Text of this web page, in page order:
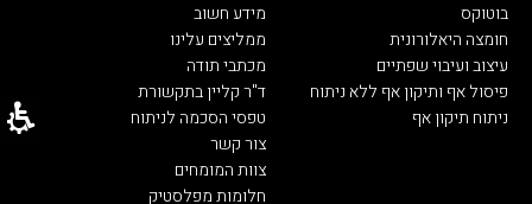
בוטוקס
חומצה היאלורונית
עיצוב ועיבוי שפתיים
פיסול אף ותיקון אף ללא ניתוח
ניתוח תיקון אף
מידע חשוב
ממליצים עלינו
מכתבי תודה
ד"ר קליין בתקשורת
טפסי הסכמה לניתוח
צור קשר
צוות המומחים
חלומות מפלסטיק